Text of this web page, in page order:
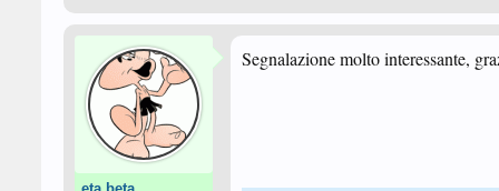
Segnalazione molto interessante,